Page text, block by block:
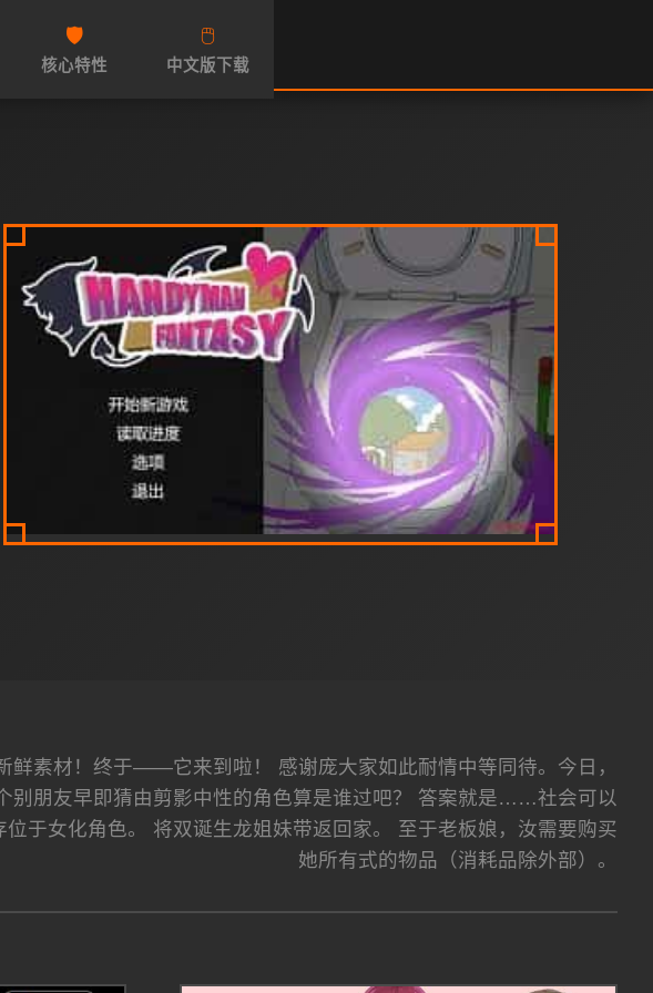
🛡️
核心特性
🖱️
中文版下载
鲜素材！终于——它来到啦！ 感谢庞大家如此耐情中等同待。今日，
别朋友早即猜由剪影中性的角色算是谁过吧？ 答案就是……社会可以
于女化角色。 将双诞生龙姐妹带返回家。 至于老板娘，汝需要购买
她所有式的物品（消耗品除外部）。